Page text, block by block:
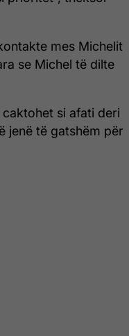
mes Michelit
se Michel të dilte
si afati deri
jenë të gatshëm për